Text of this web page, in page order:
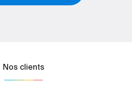
Nos clients